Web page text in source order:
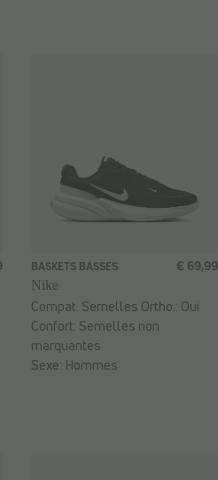
BASKETS BASSES
Nike
€ 69,99
Compat. Semelles Ortho.: Oui
Confort: Semelles non
marquantes
Sexe: Hommes